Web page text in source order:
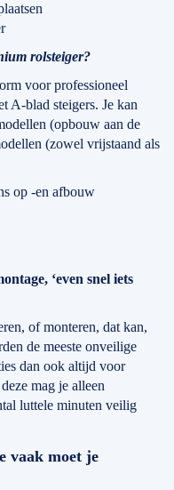
rolsteiger?
voor professioneel
A-blad steigers. Je kan
(opbouw aan de
(zowel vrijstaand als
op -en afbouw
‘even snel iets
of monteren, dat kan,
de meeste onveilige
dan ook altijd voor
mag je alleen
luttele minuten veilig
vaak moet je